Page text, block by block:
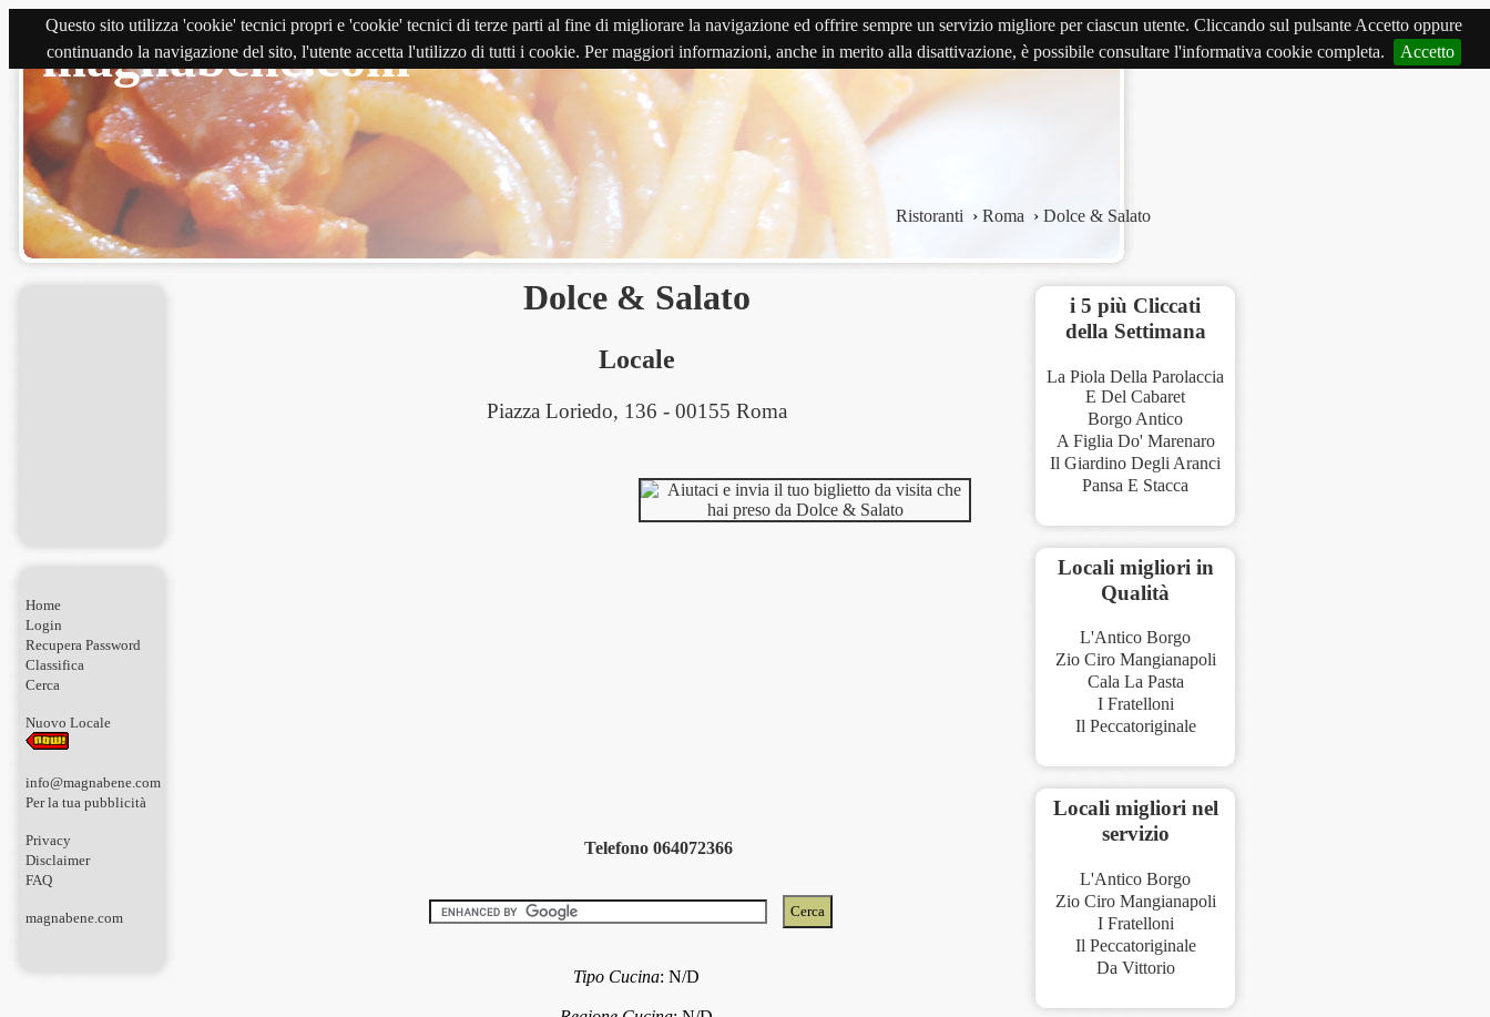
Questo sito utilizza 'cookie' tecnici propri e 'cookie' tecnici di terze parti al fine di migliorare la navigazione ed offrire sempre un servizio migliore per ciascun utente. Cliccando sul pulsante Accetto oppure
continuando la navigazione del sito, l'utente accetta l'utilizzo di tutti i cookie. Per maggiori informazioni, anche in merito alla disattivazione, è possibile consultare l'informativa cookie completa.
Accetto
magnabene.com
Ristoranti › Roma › Dolce & Salato
Home
Login
Recupera Password
Classifica
Cerca
Nuovo Locale
info@magnabene.com
Per la tua pubblicità
Privacy
Disclaimer
FAQ
magnabene.com
Dolce & Salato
Locale
Piazza Loriedo, 136 - 00155 Roma
Telefono 064072366
Tipo Cucina:N/D
i 5 più Cliccati
della Settimana
La Piola Della Parolaccia
E Del Cabaret
Borgo Antico
A Figlia Do' Marenaro
Il Giardino Degli Aranci
Pansa E Stacca
Locali migliori in
Qualità
L'Antico Borgo
Zio Ciro Mangianapoli
Cala La Pasta
I Fratelloni
Il Peccatoriginale
Locali migliori nel
servizio
L'Antico Borgo
Zio Ciro Mangianapoli
I Fratelloni
Il Peccatoriginale
Da Vittorio